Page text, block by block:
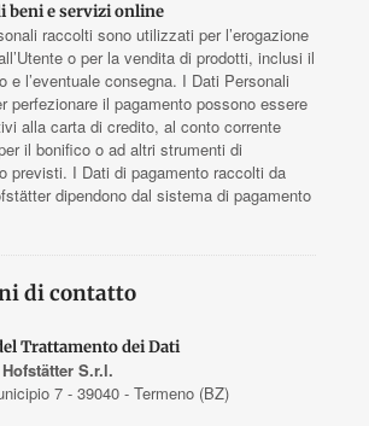
beni e servizi online
raccolti sono utilizzati per l’erogazione
o per la vendita di prodotti, inclusi il
e l’eventuale consegna. I Dati Personali
perfezionare il pagamento possono essere
alla carta di credito, al conto corrente
il bonifico o ad altri strumenti di
previsti. I Dati di pagamento raccolti da
dipendono dal sistema di pagamento
di contatto
Trattamento dei Dati
S.r.l.
7 - 39040 - Termeno (BZ)